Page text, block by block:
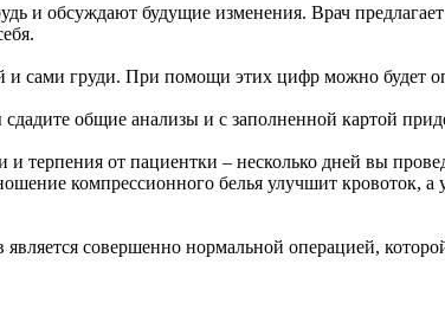
и обсуждают будущие изменения. Врач
и сами груди. При помощи этих цифр можно будет
общие анализы и с заполненной картой
терпения от пациентки – несколько дней вы
компрессионного белья улучшит кровоток,
совершенно нормальной операцией,